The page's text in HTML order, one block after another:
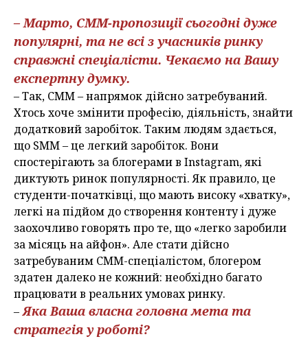
– Марто, СММ-пропозиції сьогодні дуже
популярні, та не всі з учасників ринку
справжні спеціалісти. Чекаємо на Вашу
експертну думку.
– Так, СММ – напрямок дійсно затребуваний.
Хтось хоче змінити професію, діяльність, знайти
додатковий заробіток. Таким людям здається,
що SММ – це легкий заробіток. Вони
спостерігають за блогерами в Instagram, які
диктують ринок популярності. Як правило, це
студенти-початківці, що мають високу «хватку»,
легкі на підйом до створення контенту і дуже
заохочливо говорять про те, що «легко заробили
за місяць на айфон». Але стати дійсно
затребуваним СММ-спеціалістом, блогером
здатен далеко не кожний: необхідно багато
працювати в реальних умовах ринку.
–Яка Ваша власна головна мета та
стратегія у роботі?